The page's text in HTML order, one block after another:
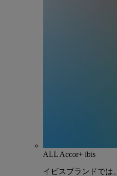
ALL Accor+ ibis
イビスブランドでは、